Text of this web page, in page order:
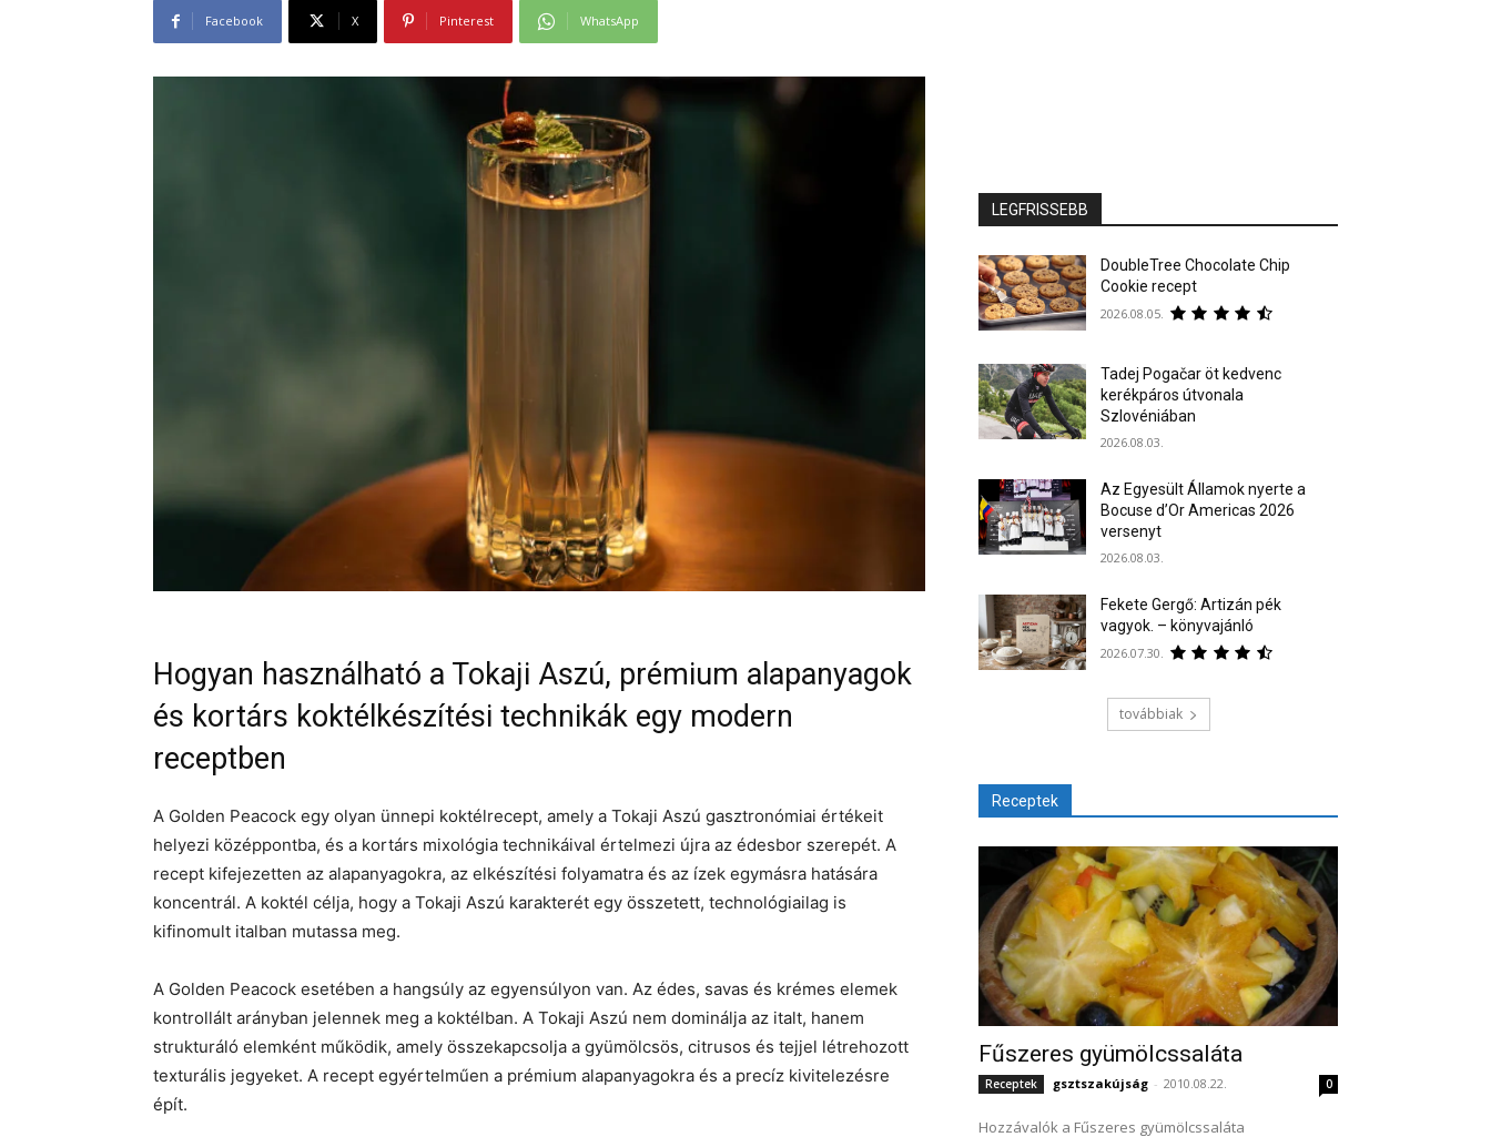
Facebook X Pinterest WhatsApp
Hogyan használható a Tokaji Aszú, prémium alapanyagok
és kortárs koktélkészítési technikák egy modern
receptben
A Golden Peacock egy olyan ünnepi koktélrecept, amely a Tokaji Aszú gasztronómiai értékeit
helyezi középpontba, és a kortárs mixológia technikáival értelmezi újra az édesbor szerepét. A
recept kifejezetten az alapanyagokra, az elkészítési folyamatra és az ízek egymásra hatására
koncentrál. A koktél célja, hogy a Tokaji Aszú karakterét egy összetett, technológiailag is
kifinomult italban mutassa meg.
A Golden Peacock esetében a hangsúly az egyensúlyon van. Az édes, savas és krémes elemek
kontrollált arányban jelennek meg a koktélban. A Tokaji Aszú nem dominálja az italt, hanem
strukturáló elemként működik, amely összekapcsolja a gyümölcsös, citrusos és tejjel létrehozott
texturális jegyeket. A recept egyértelműen a prémium alapanyagokra és a precíz kivitelezésre
épít.
LEGFRISSEBB
DoubleTree Chocolate Chip
Cookie recept
2026.08.05.
Tadej Pogačar öt kedvenc
kerékpáros útvonala
Szlovéniában
2026.08.03.
Az Egyesült Államok nyerte a
Bocuse d’Or Americas 2026
versenyt
2026.08.03.
Fekete Gergő: Artizán pék
vagyok. – könyvajánló
2026.07.30.
továbbiak
Receptek
Fűszeres gyümölcssaláta
Receptek gsztszakújság - 2010.08.22. 0
Hozzávalók a Fűszeres gyümölcssaláta